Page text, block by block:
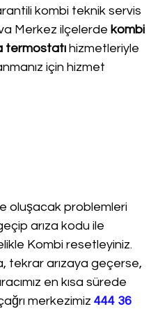
kombi teknik servis
Merkez ilçelerde kombi
termostatı hizmetleriyle
için hizmet
oluşacak problemleri
arıza kodu ile
Kombi resetleyiniz.
tekrar arızaya geçerse,
en kısa sürede
merkezimiz 444 36